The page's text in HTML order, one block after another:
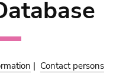
| Contact persons